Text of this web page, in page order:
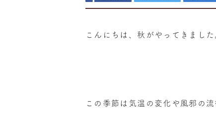
こんにちは、秋がやってきました
この季節は気温の変化や風邪の